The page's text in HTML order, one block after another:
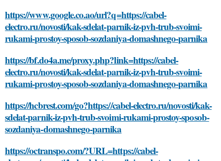
https://www.google.co.ao/url?q=https://cabel-
electro.ru/novosti/kak-sdelat-parnik-iz-pvh-trub-svoimi-
rukami-prostoy-sposob-sozdaniya-domashnego-parnika
https://bf.do4a.me/proxy.php?link=https://cabel-
electro.ru/novosti/kak-sdelat-parnik-iz-pvh-trub-svoimi-
rukami-prostoy-sposob-sozdaniya-domashnego-parnika
https://hcbrest.com/go?https://cabel-electro.ru/novosti/kak-
sdelat-parnik-iz-pvh-trub-svoimi-rukami-prostoy-sposob-
sozdaniya-domashnego-parnika
https://octranspo.com/?URL=https://cabel-